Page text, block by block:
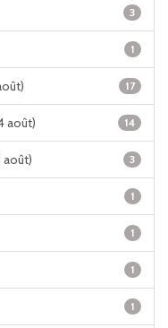
3
1
17
août) 14
août) 3
1
1
1
1